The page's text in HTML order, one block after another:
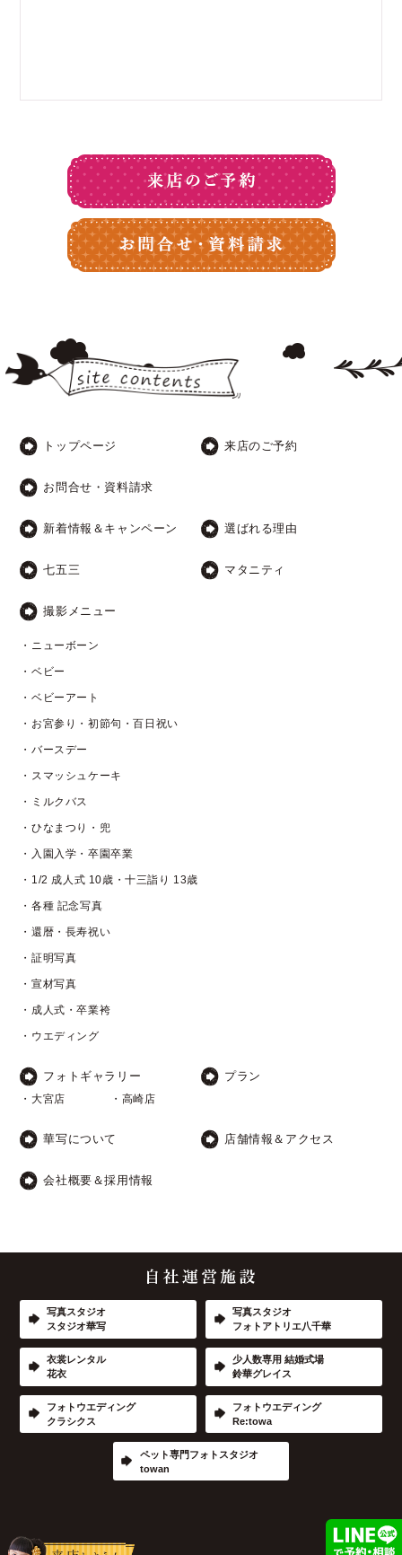
トップページ 来店のご予約
お問合せ・資料請求
新着情報＆キャンペーン 選ばれる理由
七五三 マタニティ
撮影メニュー
・ニューボーン
・ベビー
・ベビーアート
・お宮参り・初節句・百日祝い
・バースデー
・スマッシュケーキ
・ミルクバス
・ひなまつり・兜
・入園入学・卒園卒業
・1/2 成人式 10歳・十三詣り 13歳
・各種 記念写真
・還暦・長寿祝い
・証明写真
・宣材写真
・成人式・卒業袴
・ウエディング
フォトギャラリー
・大宮店 ・高崎店
プラン
華写について 店舗情報＆アクセス
会社概要＆採用情報
写真スタジオ
スタジオ華写
写真スタジオ
フォトアトリエ八千華
衣裳レンタル
花衣
少人数専用 結婚式場
鈴華グレイス
フォトウエディング
クラシクス
フォトウエディング
Re:towa
ペット専門フォトスタジオ
towan